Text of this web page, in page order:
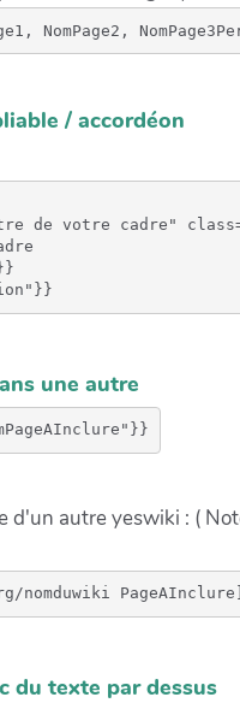
NomPage2,
/ accordéon
de votre cadre"
une autre
d'un autre yeswiki : (
du texte par dessus